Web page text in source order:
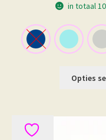
in totaal
Opties